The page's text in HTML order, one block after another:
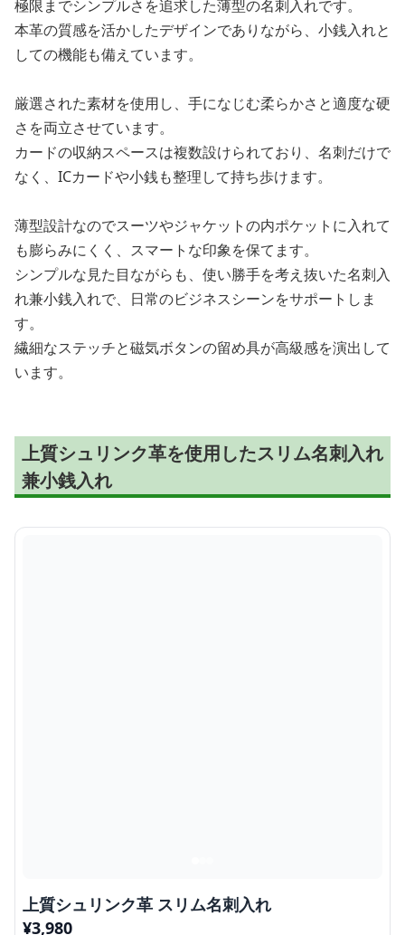
極限までシンプルさを追求した薄型の名刺入れです。
本革の質感を活かしたデザインでありながら、小銭入れと
しての機能も備えています。
厳選された素材を使用し、手になじむ柔らかさと適度な硬
さを両立させています。
カードの収納スペースは複数設けられており、名刺だけで
なく、ICカードや小銭も整理して持ち歩けます。
薄型設計なのでスーツやジャケットの内ポケットに入れて
も膨らみにくく、スマートな印象を保てます。
シンプルな見た目ながらも、使い勝手を考え抜いた名刺入
れ兼小銭入れで、日常のビジネスシーンをサポートしま
す。
繊細なステッチと磁気ボタンの留め具が高級感を演出して
います。
上質シュリンク革を使用したスリム名刺入れ
兼小銭入れ
上質シュリンク革 スリム名刺入れ
¥3,980